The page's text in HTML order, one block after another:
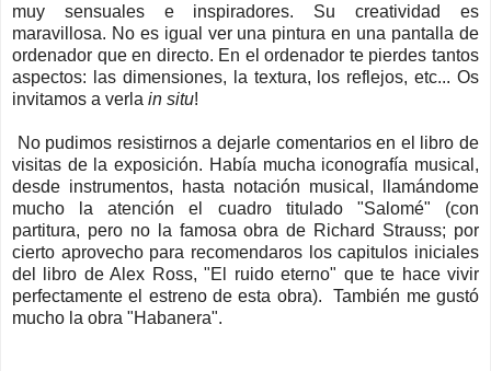
muy sensuales e inspiradores. Su creatividad es
maravillosa. No es igual ver una pintura en una pantalla de
ordenador que en directo. En el ordenador te pierdes tantos
aspectos: las dimensiones, la textura, los reflejos, etc... Os
invitamos a verla in situ!
No pudimos resistirnos a dejarle comentarios en el libro de
visitas de la exposición. Había mucha iconografía musical,
desde instrumentos, hasta notación musical, llamándome
mucho la atención el cuadro titulado "Salomé" (con
partitura, pero no la famosa obra de Richard Strauss; por
cierto aprovecho para recomendaros los capitulos iniciales
del libro de Alex Ross, "El ruido eterno" que te hace vivir
perfectamente el estreno de esta obra). También me gustó
mucho la obra "Habanera".